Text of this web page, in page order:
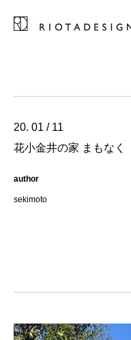
20. 01 / 11
花小金井の家 まもなく
author
sekimoto